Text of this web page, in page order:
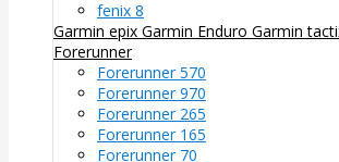
fenix 8
Garmin epix Garmin Enduro Garmin
Forerunner
Forerunner 570
Forerunner 970
Forerunner 265
Forerunner 165
Forerunner 70